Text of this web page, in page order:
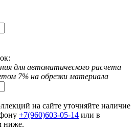
для автоматического расчета
7% на обрезки материала
на сайте уточняйте наличие
+7(960)603-05-14 или в
ниже.